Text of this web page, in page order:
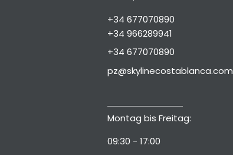
+34 677070890
+34 966289941
+34 677070890
pz@skylinecostablanca.com
Montag bis Freitag:
09:30 - 17:00